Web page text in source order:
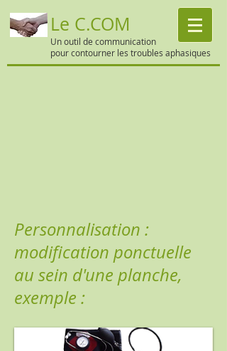
Le C.COM
Un outil de communication
pour contourner les troubles aphasiques
Personnalisation :
modification ponctuelle
au sein d'une planche,
exemple :